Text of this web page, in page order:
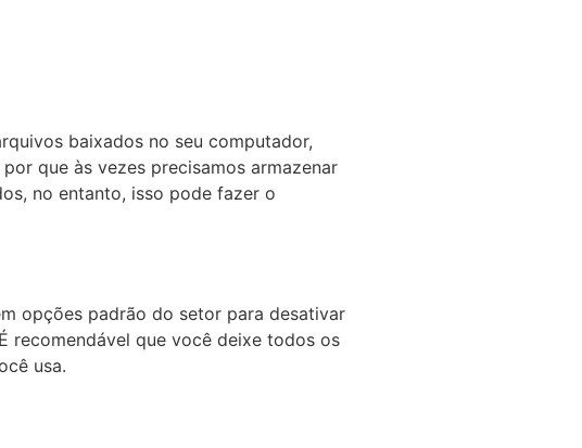
baixados no seu computador,
que às vezes precisamos armazenar
no entanto, isso pode fazer o
opções padrão do setor para desativar
recomendável que você deixe todos os
usa.